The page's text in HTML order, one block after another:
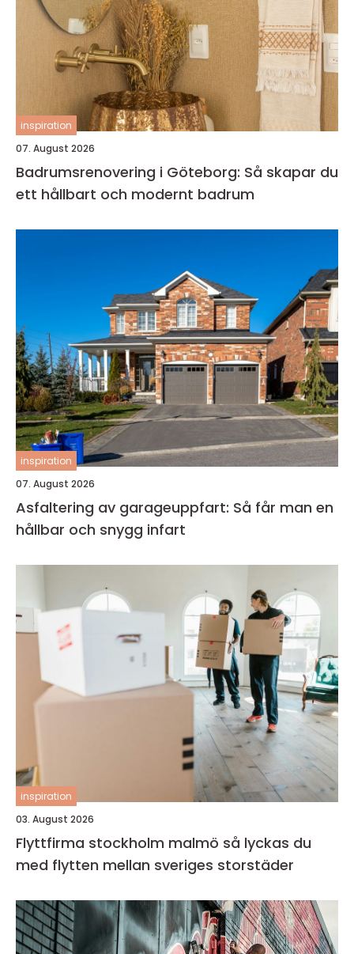
inspiration
07. August 2026
Badrumsrenovering i Göteborg: Så skapar du
ett hållbart och modernt badrum
inspiration
07. August 2026
Asfaltering av garageuppfart: Så får man en
hållbar och snygg infart
inspiration
03. August 2026
Flyttfirma stockholm malmö så lyckas du
med flytten mellan sveriges storstäder